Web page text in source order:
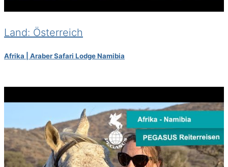
Land: Österreich
Afrika | Araber Safari Lodge Namibia